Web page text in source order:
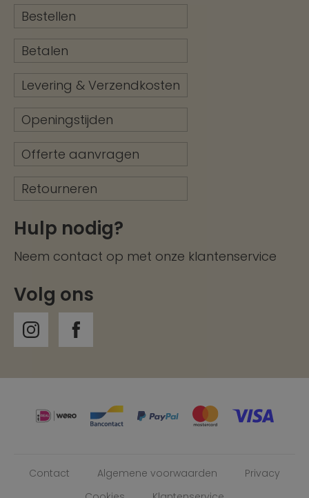
Bestellen
Betalen
Levering & Verzendkosten
Openingstijden
Offerte aanvragen
Retourneren
Hulp nodig?
Neem contact op met onze klantenservice
Volg ons
Contact Algemene voorwaarden
Privacy